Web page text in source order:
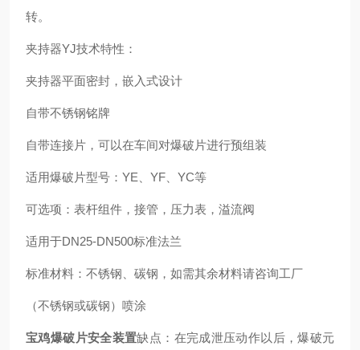
转。
夹持器YJ技术特性：
夹持器平面密封，嵌入式设计
自带不锈钢铭牌
自带连接片，可以在车间对爆破片进行预组装
适用爆破片型号：YE、YF、YC等
可选项：表杆组件，接管，压力表，溢流阀
适用于DN25-DN500标准法兰
标准材料：不锈钢、碳钢，如需其余材料请咨询工厂
（不锈钢或碳钢）喷涂
宝鸡爆破片安全装置缺点：在完成泄压动作以后，爆破元